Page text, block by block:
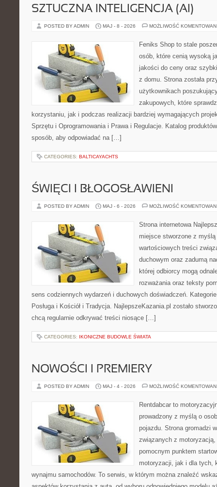
SZTUCZNA INTELIGENCJA (AI)
POSTED BY ADMIN MAJ - 8 - 2026 MOŻLIWOŚĆ
Feniks Shop to stale
osób, które cenią wysoką
jakości do ceny oraz
z domu. Strona została
użytkownikach
zakupowych, które
korzystaniu, jak i podczas realizacji bardziej wymagających
Sprzętu i Oprogramowania i Prawa i Regulacje. Katalog
sposób, aby odpowiadać na […]
CATEGORIES: BALTICAYACHTS
ŚWIĘCI I BŁOGOSŁAWIENI
POSTED BY ADMIN MAJ - 6 - 2026 MOŻLIWOŚĆ
Strona internetowa
miejsce stworzone z
wartościowych treści
duchowym oraz zadumą
której odbiorcy mogą
rozważania oraz teksty
sens codziennych wydarzeń i duchowych doświadczeń.
Posługa i Kościół i Tradycja. NajlepszeKazania.pl zostało
chcą regularnie odkrywać treści niosące […]
CATEGORIES: IKONICZNE BUDOWLE ŚWIATA
NOWOŚCI I PREMIERY
POSTED BY ADMIN MAJ - 4 - 2026 MOŻLIWOŚĆ
Rentdabcar to
prowadzony z myślą o
pojazdu. Strona gromadzi
związanych z
pomocnym punktem
motoryzacji, jak i dla tych,
wynajmu samochodów. To serwis, w którym można znaleźć